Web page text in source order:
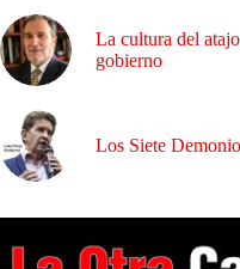
La cultura del
gobierno
Los Siete